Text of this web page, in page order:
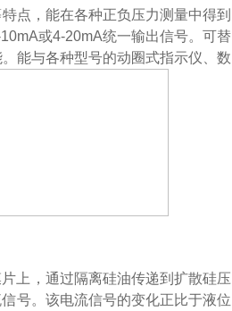
特点，能在各种正负压力测量中得到
或4-20mA统一输出信号。可替
。能与各种型号的动圈式指示仪、数
上，通过隔离硅油传递到扩散硅压
号。该电流信号的变化正比于液位